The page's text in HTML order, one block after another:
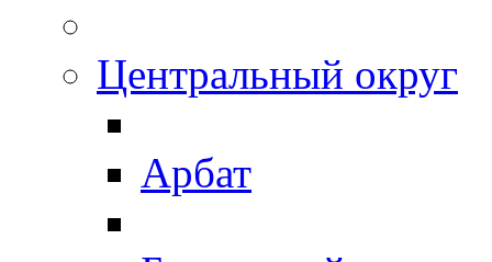
Центральный округ
Арбат